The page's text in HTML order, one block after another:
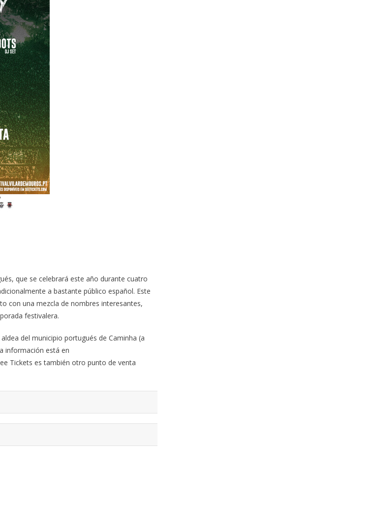
que se celebrará este año durante cuatro
a bastante público español. Este
con una mezcla de nombres interesantes,
festivalera.
del municipio portugués de Caminha (a
información está en
Tickets es también otro punto de venta